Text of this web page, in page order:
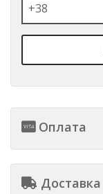
Оплата
Доставка